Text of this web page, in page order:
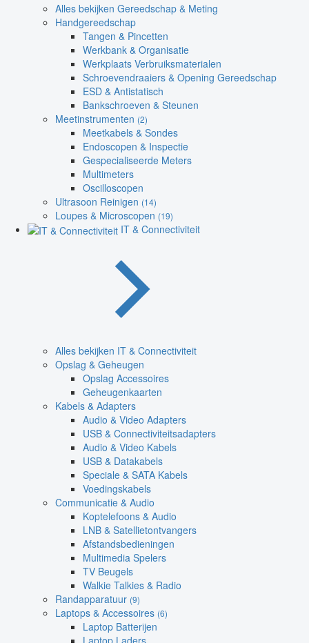
Alles bekijken Gereedschap & Meting
Handgereedschap
Tangen & Pincetten
Werkbank & Organisatie
Werkplaats Verbruiksmaterialen
Schroevendraaiers & Opening Gereedschap
ESD & Antistatisch
Bankschroeven & Steunen
Meetinstrumenten (2)
Meetkabels & Sondes
Endoscopen & Inspectie
Gespecialiseerde Meters
Multimeters
Oscilloscopen
Ultrasoon Reinigen (14)
Loupes & Microscopen (19)
IT & Connectiviteit
Alles bekijken IT & Connectiviteit
Opslag & Geheugen
Opslag Accessoires
Geheugenkaarten
Kabels & Adapters
Audio & Video Adapters
USB & Connectiviteitsadapters
Audio & Video Kabels
USB & Datakabels
Speciale & SATA Kabels
Voedingskabels
Communicatie & Audio
Koptelefoons & Audio
LNB & Satellietontvangers
Afstandsbedieningen
Multimedia Spelers
TV Beugels
Walkie Talkies & Radio
Randapparatuur (9)
Laptops & Accessoires (6)
Laptop Batterijen